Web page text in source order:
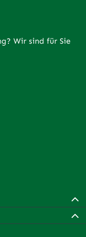
Wir sind für Sie
in neuem Tab
in neuem Tab
– öffnet in
inspirieren – öffnet
auf Xing – öffnet
Videos auf YouTube